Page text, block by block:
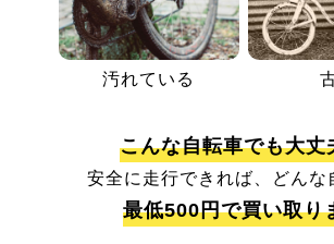
汚れている
こんな自転車でも大丈
安全に走行できれば、どんな
最低500円で買い取り